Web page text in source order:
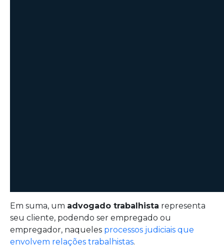
Em suma, um advogado trabalhista representa
seu cliente, podendo ser empregado ou
empregador, naqueles processos judiciais que
envolvem relações trabalhistas.